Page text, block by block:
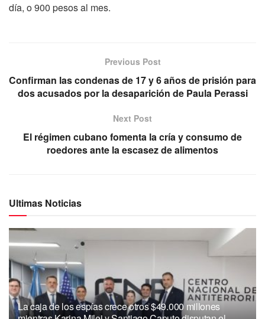
día, o 900 pesos al mes.
Previous Post
Confirman las condenas de 17 y 6 años de prisión para
dos acusados por la desaparición de Paula Perassi
Next Post
El régimen cubano fomenta la cría y consumo de
roedores ante la escasez de alimentos
Ultimas Noticias
La caja de los espías crece otros $49.000 millones